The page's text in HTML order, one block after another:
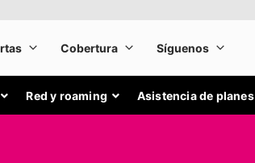
Red y roaming Asistencia de planes